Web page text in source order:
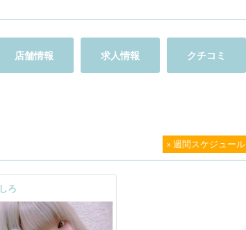
店舗情報 求人情報 クチコミ
» 週間スケジュール
しろ